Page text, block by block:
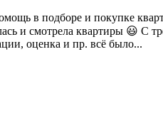
в подборе и покупке
и смотрела квартиры 😃 С
оценка и пр. всё было...